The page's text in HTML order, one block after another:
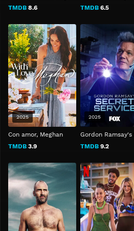
TMDB 8.6
TMDB 6.5
Con amor, Meghan
TMDB 3.9
2025
TMDB 9.2
2025